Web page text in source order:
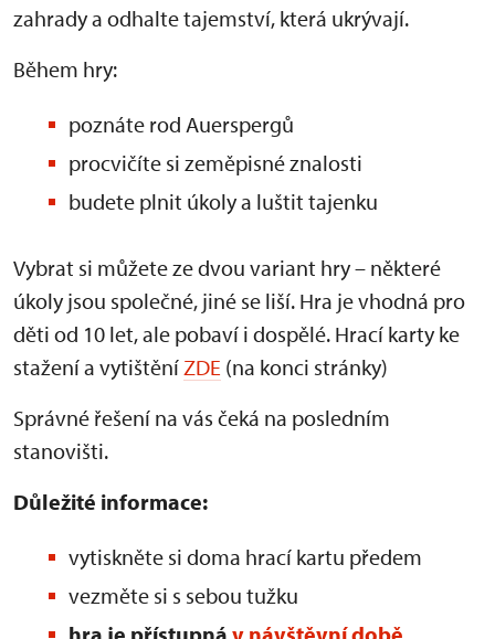
zahrady a odhalte tajemství, která ukrývají.
Během hry:
poznáte rod Auerspergů
procvičíte si zeměpisné znalosti
budete plnit úkoly a luštit tajenku
Vybrat si můžete ze dvou variant hry – některé
úkoly jsou společné, jiné se liší. Hra je vhodná pro
děti od 10 let, ale pobaví i dospělé. Hrací karty ke
stažení a vytištění ZDE (na konci stránky)
Správné řešení na vás čeká na posledním
stanovišti.
Důležité informace:
vytiskněte si doma hrací kartu předem
vezměte si s sebou tužku